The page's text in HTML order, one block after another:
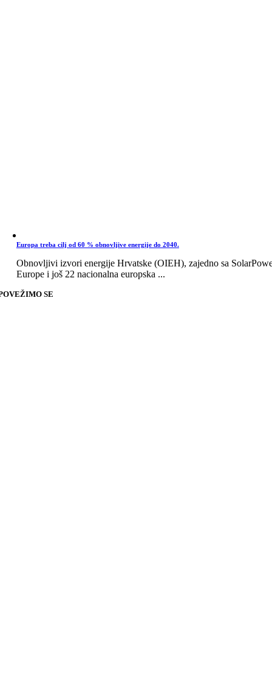
Europa treba cilj od 60 % obnovljive energije do 2040.
Obnovljivi izvori energije Hrvatske (OIEH), zajedno sa
Europe i još 22 nacionalna europska ...
SE